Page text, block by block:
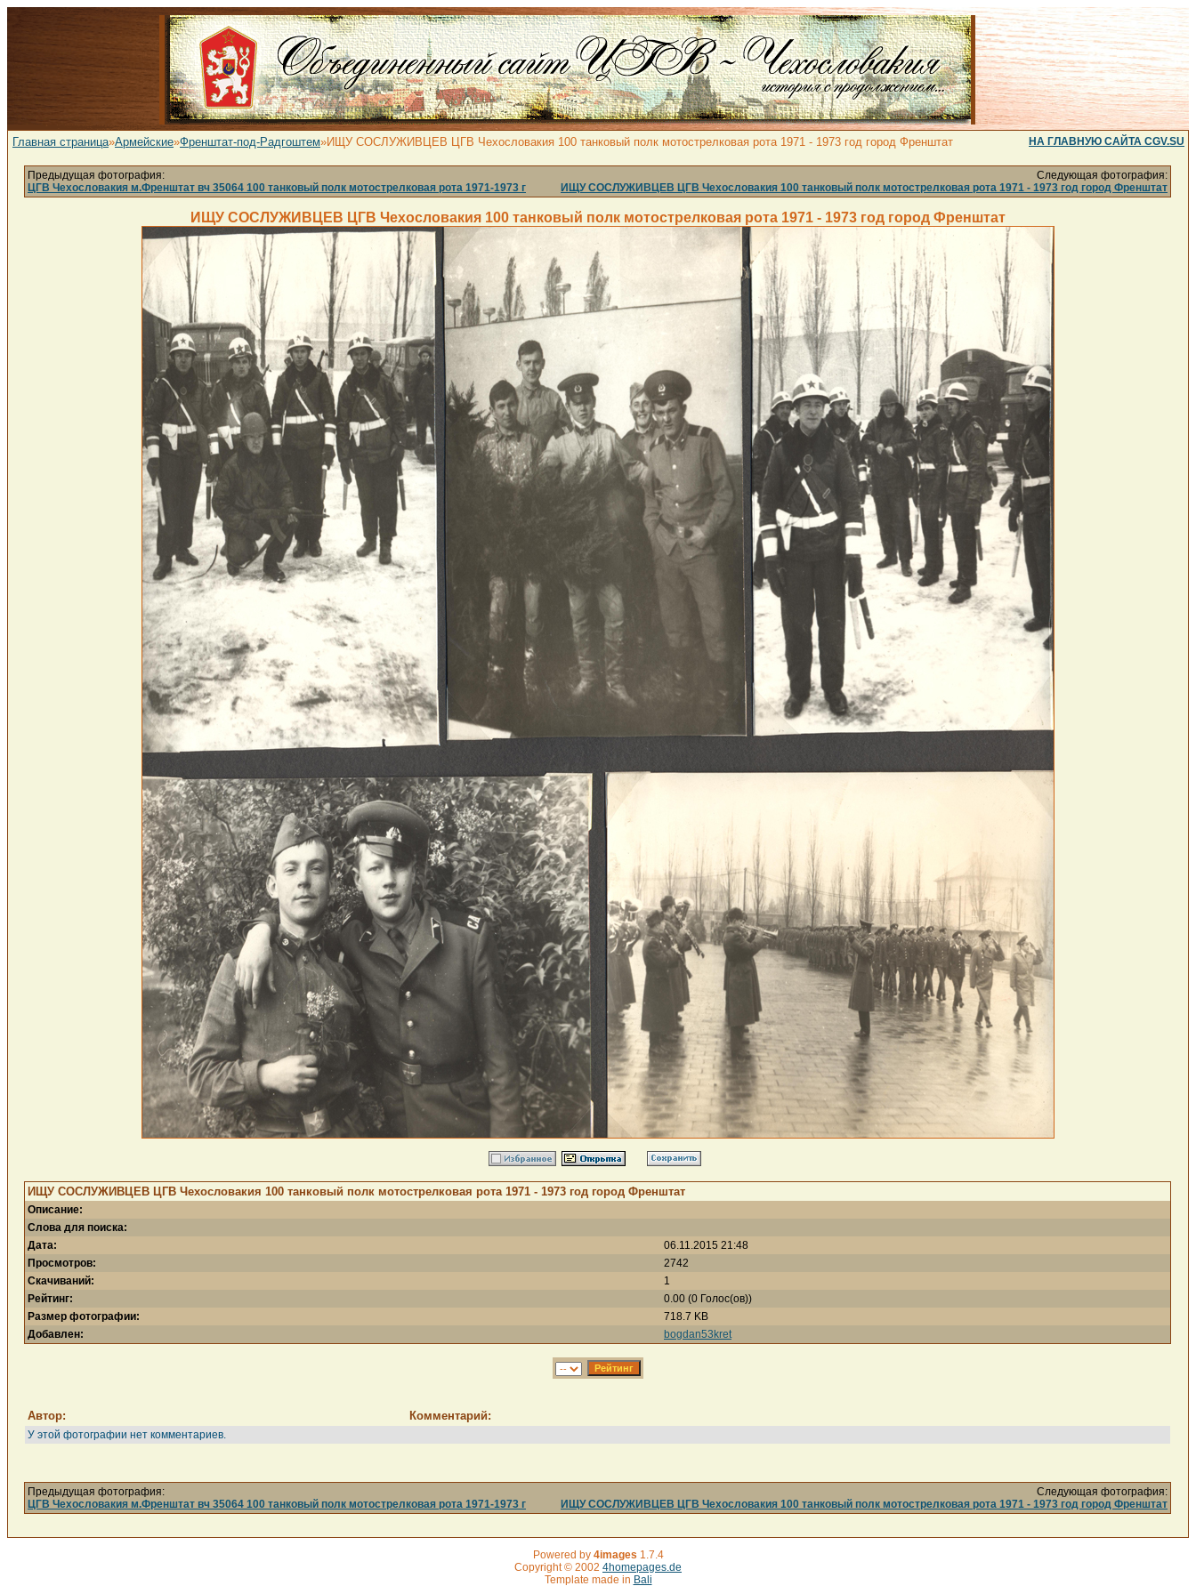
Главная страница»Армейские»Френштат-под-Радгоштем»ИЩУ СОСЛУЖИВЦЕВ ЦГВ Чехословакия 100 танковый полк мотострелковая рота 1971 - 1973 год город Френштат НА ГЛАВНУЮ САЙТА CGV.SU
Предыдущая фотография:
ЦГВ Чехословакия м.Френштат вч 35064 100 танковый полк мотострелковая рота 1971-1973 г
Следующая фотография:
ИЩУ СОСЛУЖИВЦЕВ ЦГВ Чехословакия 100 танковый полк мотострелковая рота 1971 - 1973 год город Френштат
ИЩУ СОСЛУЖИВЦЕВ ЦГВ Чехословакия 100 танковый полк мотострелковая рота 1971 - 1973 год город Френштат
ИЩУ СОСЛУЖИВЦЕВ ЦГВ Чехословакия 100 танковый полк мотострелковая рота 1971 - 1973 год город Френштат
Описание:
Слова для поиска:
Дата:
06.11.2015 21:48
Просмотров:
2742
Скачиваний:
1
Рейтинг:
0.00 (0 Голос(ов))
Размер фотографии:
718.7 KB
Добавлен:
bogdan53kret
Автор: Комментарий:
У этой фотографии нет комментариев.
Предыдущая фотография:
ЦГВ Чехословакия м.Френштат вч 35064 100 танковый полк мотострелковая рота 1971-1973 г
Следующая фотография:
ИЩУ СОСЛУЖИВЦЕВ ЦГВ Чехословакия 100 танковый полк мотострелковая рота 1971 - 1973 год город Френштат
Powered by 4images 1.7.4
Copyright © 2002 4homepages.de
Template made in Bali